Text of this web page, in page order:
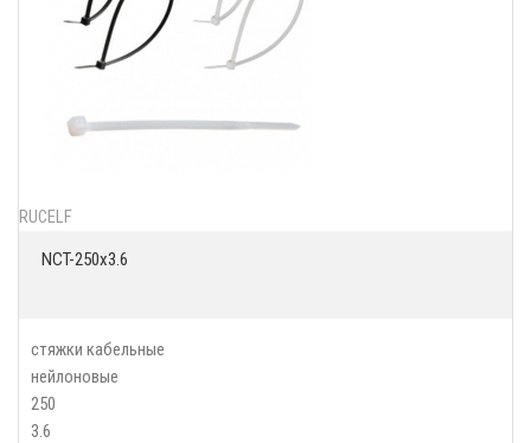
RUCELF
NCT-250x3.6
стяжки кабельные
нейлоновые
250
3.6